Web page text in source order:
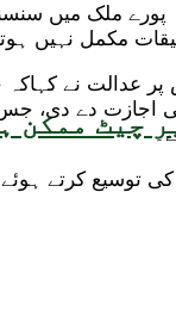
چیٹ ممکن
پورے ملک
مکمل نہیں
کسٹڈی کر دیا
اجازت دے دی،